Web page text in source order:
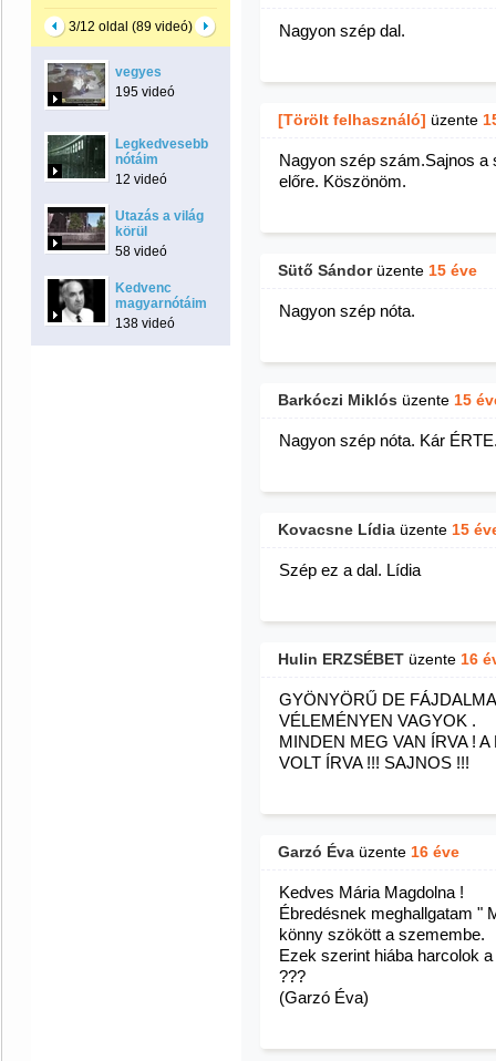
3/12 oldal (89 videó)
vegyes
195 videó
Legkedvesebb
nótáim
12 videó
Utazás a világ
körül
58 videó
Kedvenc
magyarnótáim
138 videó
Nagyon szép dal.
[Törölt felhasználó] üzente
Nagyon szép szám.Sajnos
előre. Köszönöm.
Sütő Sándorüzente 15 éve
Nagyon szép nóta.
Barkóczi Miklós üzente 15
Nagyon szép nóta. Kár
Kovacsne Lídia üzente 15
Szép ez a dal. Lídia
Hulin ERZSÉBET üzente 16
GYÖNYÖRŰ DE
VÉLEMÉNYEN VAGYOK .
MINDEN MEG VAN ÍRVA !
VOLT ÍRVA !!! SAJNOS !!!
Garzó Éva üzente 16 éve
Kedves Mária Magdolna !
Ébredésnek meghallgatam "
könny szökött a szemembe.
Ezek szerint hiába harcolok
???
(Garzó Éva)